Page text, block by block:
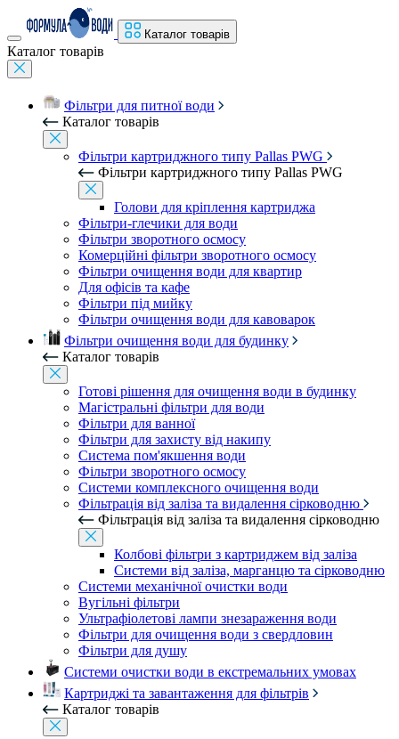
Каталог товарів
Каталог товарів
Фільтри для питної води
Каталог товарів
Фільтри картриджного типу Pallas PWG
Фільтри картриджного типу Pallas PWG
Голови для кріплення картриджа
Фільтри-глечики для води
Фільтри зворотного осмосу
Комерційні фільтри зворотного осмосу
Фільтри очищення води для квартир
Для офісів та кафе
Фільтри під мийку
Фільтри очищення води для кавоварок
Фільтри очищення води для будинку
Каталог товарів
Готові рішення для очищення води в будинку
Магістральні фільтри для води
Фільтри для ванної
Фільтри для захисту від накипу
Система пом'якшення води
Фільтри зворотного осмосу
Системи комплексного очищення води
Фільтрація від заліза та видалення сірководню
Фільтрація від заліза та видалення сірководню
Колбові фільтри з картриджем від заліза
Системи від заліза, марганцю та сірководню
Системи механічної очистки води
Вугільні фільтри
Ультрафіолетові лампи знезараження води
Фільтри для очищення води з свердловин
Фільтри для душу
Системи очистки води в екстремальних умовах
Картриджі та завантаження для фільтрів
Каталог товарів